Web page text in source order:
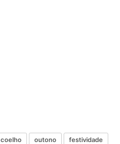
coelho outono
festividade